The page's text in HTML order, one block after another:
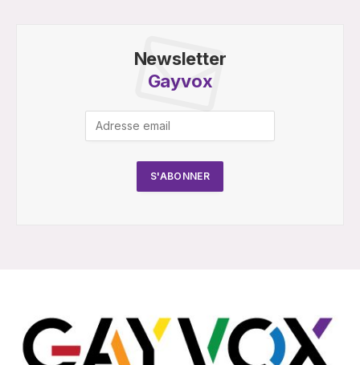
Newsletter
Gayvox